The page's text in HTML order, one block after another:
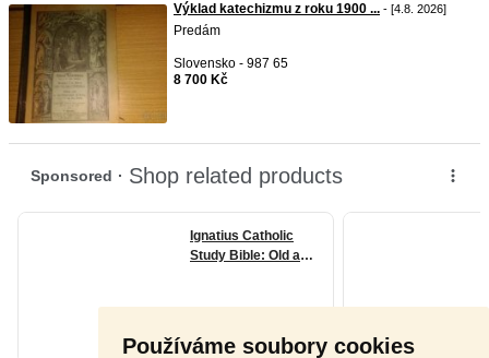
Používáme soubory cookies
Výklad katechizmu z roku 1900 ... - [4.8. 2026]
Predám
Slovensko - 987 65
8 700 Kč